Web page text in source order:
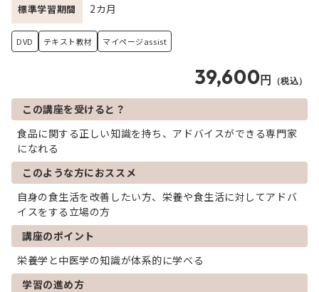
標準学習期間 2カ月
DVD テキスト教材 マイページassist
39,600円 （税込）
この講座を受けると？
食品に関する正しい知識を持ち、アドバイスができる専門家
になれる
このような方におススメ
自身の食生活を改善したい方、栄養や食生活に対してアドバ
イスをする立場の方
講座のポイント
栄養学と中医学の知識が体系的に学べる
学習の進め方